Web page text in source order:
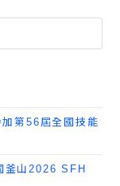
第56屆全國技能
釜山2026 SFH